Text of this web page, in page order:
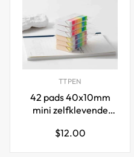
TTPEN
42 pads 40x10mm
mini zelfklevende
paginamarkeringen
Normale
$12.00